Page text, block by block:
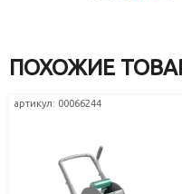
ПОХОЖИЕ
артикул: 00066244